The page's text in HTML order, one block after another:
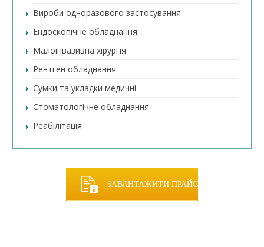
Вироби одноразового застосування
Ендоскопічне обладнання
Малоінвазивна хірургія
Рентген обладнання
Сумки та укладки медичні
Стоматологічне обладнання
Реабілітація
ЗАВАНТАЖИТИ ПРАЙС